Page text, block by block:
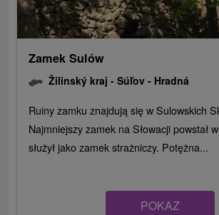
Zamek Sulów
Žilinský kraj -Súľov - Hradná
Ruiny zamku znajdują się w Sulowskich
Najmniejszy zamek na Słowacji powstał
służył jako zamek strażniczy. Potężna...
POKAZ